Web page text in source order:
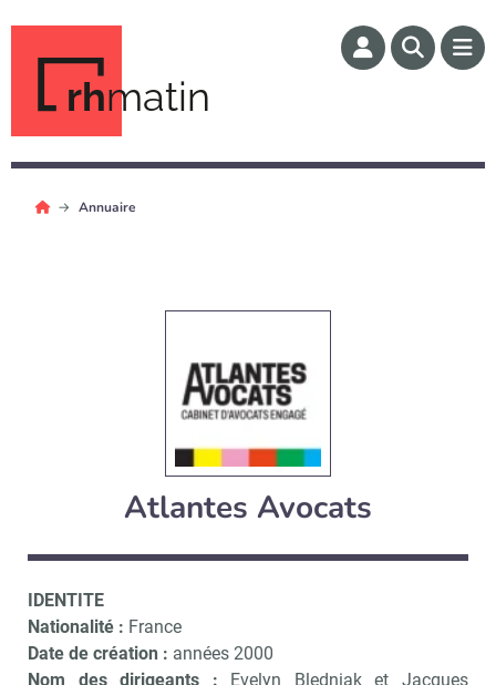
rhmatin
Annuaire
Atlantes Avocats
IDENTITE
Nationalité : France
Date de création : années 2000
Nom des dirigeants : Evelyn Bledniak et Jacques